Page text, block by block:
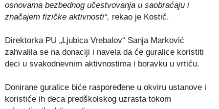
osnovama bezbednog učestvovanja u saobraćaju i
značajem fizičke aktivnosti“, rekao je Kostić.
Direktorka PU „Ljubica Vrebalov“ Sanja Marković
zahvalila se na donaciji i navela da će guralice koristiti
deci u svakodnevnim aktivnostima i boravku u vrtiću.
Donirane guralice biće raspoređene u okviru ustanove i
koristiće ih deca predškolskog uzrasta tokom